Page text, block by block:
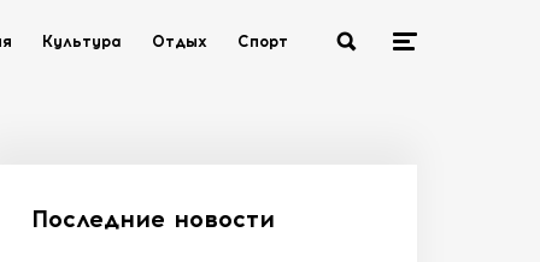
Культура Отдых Спорт
Последние новости